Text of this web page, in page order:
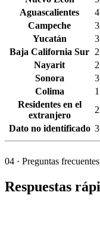
Aguascalientes
4
Campeche
3
Yucatán
3
Baja California Sur 2
Nayarit
2
Sonora
3
Colima
1
Residentes en el
extranjero
Dato no identificado 3
04 · Preguntas frecuentes
Respuestas